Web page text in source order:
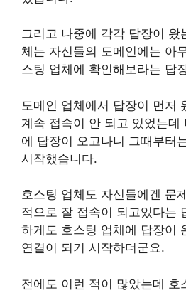
그리고 나중에 각각 답장이 왔
체는 자신들의 도메인에는 아
스팅 업체에 확인해보라는 답
도메인 업체에서 답장이 먼저
계속 접속이 안 되고 있었는데
에 답장이 오고나니 그때부터
시작했습니다.
호스팅 업체도 자신들에겐 문
적으로 잘 접속이 되고있다는
하게도 호스팅 업체에 답장이
연결이 되기 시작하더군요.
전에도 이런 적이 많았는데 호